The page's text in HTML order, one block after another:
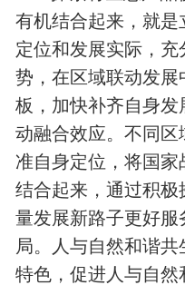
有机结合起来，就
定位和发展实际，
势，在区域联动发
板，加快补齐自身发
动融合效应。不同
准自身定位，将国
结合起来，通过积
量发展新路子更好
局。人与自然和谐
特色，促进人与自